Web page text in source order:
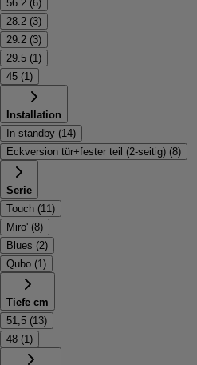
56.2 (6)
28.2 (3)
29.2 (3)
29.5 (1 )
45 (1 )
Installation
In standby (14)
Eckversion tür+fester teil (2-seitig) (8)
Serie
Touch (11 )
Miro' (8)
Blues (2)
Qubo (1 )
Tiefe cm
51,5 (13)
48 (1 )